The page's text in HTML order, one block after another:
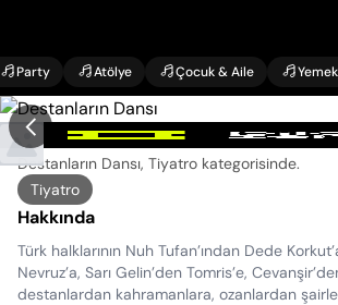
Party Atölye Çocuk & Aile
Destanların Dansı Etkinlikleri
Destanların Dansı, Tiyatro kategorisinde.
Tiyatro
Hakkında
Türk halklarının Nuh Tufan’ından Dede
Nevruz’a, Sarı Gelin’den Tomris’e,
destanlardan kahramanlara, ozanlardan